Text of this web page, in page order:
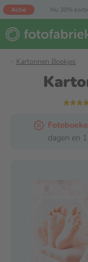
Actie Nu 30%
Kartonnen Boekjes
dagen en